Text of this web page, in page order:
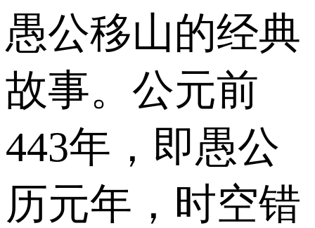
愚公移山的经典
故事。公元前
443年，即愚公
历元年，时空错